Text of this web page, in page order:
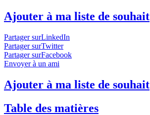
Ajouter à ma liste de souhait
Partager surLinkedIn
Partager surTwitter
Partager surFacebook
Envoyer à un ami
Ajouter à ma liste de souhait
Table des matières